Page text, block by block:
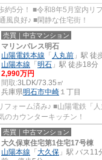
約5分！ ■令和8年5月室内リ
風良好♪ ■閑静な住宅街！
売買｜中古マンション
マリンパレス明石
山陽電鉄本線 「 人丸前 」駅 徒
山陽本線 「明石 」駅 徒歩18分
2,990万円
間取:3LDK/73.35㎡
兵庫県明石市中崎 １丁目
フォーム済み♪ ■山陽電鉄「
のカウンターキッチン！
売買｜中古マンション
大久保東住宅第1住宅17号棟
山陽本線 「大久保 」駅 バス11